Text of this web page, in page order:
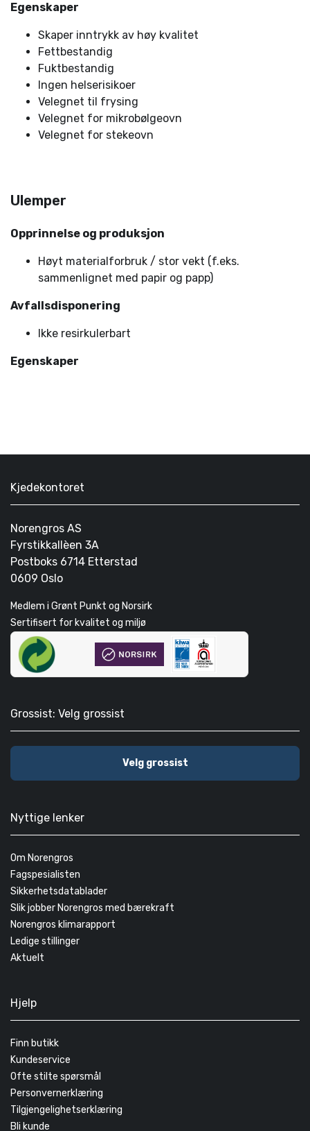
Egenskaper
Skaper inntrykk av høy kvalitet
Fettbestandig
Fuktbestandig
Ingen helserisikoer
Velegnet til frysing
Velegnet for mikrobølgeovn
Velegnet for stekeovn
Ulemper
Opprinnelse og produksjon
Høyt materialforbruk / stor vekt (f.eks.
sammenlignet med papir og papp)
Avfallsdisponering
Ikke resirkulerbart
Egenskaper
Kjedekontoret
Norengros AS
Fyrstikkallèen 3A
Postboks 6714 Etterstad
0609 Oslo
Medlem i Grønt Punkt og Norsirk
Sertifisert for kvalitet og miljø
Grossist: Velg grossist
Velg grossist
Nyttige lenker
Om Norengros
Fagspesialisten
Sikkerhetsdatablader
Slik jobber Norengros med bærekraft
Norengros klimarapport
Ledige stillinger
Aktuelt
Hjelp
Finn butikk
Kundeservice
Ofte stilte spørsmål
Personvernerklæring
Tilgjengelighetserklæring
Bli kunde